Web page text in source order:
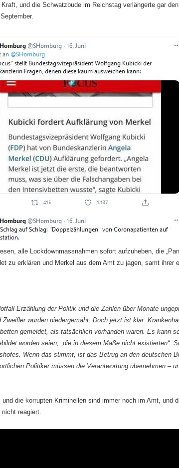
und die Schwatzbude im Reichstag verlängerte gar den
alle Lockdownmassnahmen sofort aufzuheben, die
zu erklären und Merkel aus dem Amt zu jagen, samt ihrer
Erzählung der Politik und die Zahlen über Monate
Zweifler wurden niedergemäht. Doch jetzt ist klar:
gemeldet, als tatsächlich vorhanden waren. Es kann
worden seien, „die in diesem Maße nicht existierten“.
Wenn das stimmt, ist das Betrug an den deutschen
Politiker müssen die Verantwortung übernehmen –
die korrupten Kriminellen sind immer noch im Amt, und
reagiert.